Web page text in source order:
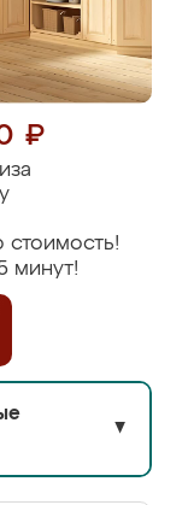
₽
минут!
▼